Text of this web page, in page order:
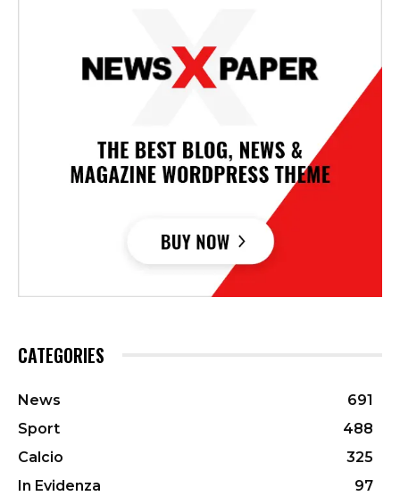
CATEGORIES
News
691
Sport
488
Calcio
325
In Evidenza
97